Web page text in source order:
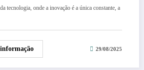
tecnologia, onde a inovação é a única constante, a
29/08/2025